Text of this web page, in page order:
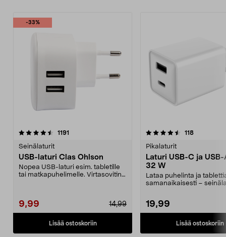
-33%
1191
Seinälaturit
USB-laturi Clas Ohlson
Nopea USB-laturi esim. tabletille
tai matkapuhelimelle. Virtasovitin
9,99 14,99
Lisää ostoskoriin
4.5 viidestä
118arvostelut
Pikalaturit
Laturi USB-C ja USB-
32 W
Lataa puhelinta ja
samanaikaisesti –
19,99
Lisää ostoskoriin
4.5 viidestä